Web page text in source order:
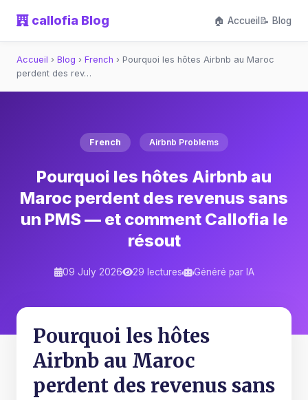
callofia Blog 🏠 Accueil📝 Blog
Accueil › Blog › French › Pourquoi les hôtes Airbnb au Maroc
perdent des rev…
French Airbnb Problems
Pourquoi les hôtes Airbnb au
Maroc perdent des revenus sans
un PMS — et comment Callofia le
résout
09 July 2026 29 lectures Généré par IA
Pourquoi les hôtes
Airbnb au Maroc
perdent des revenus sans